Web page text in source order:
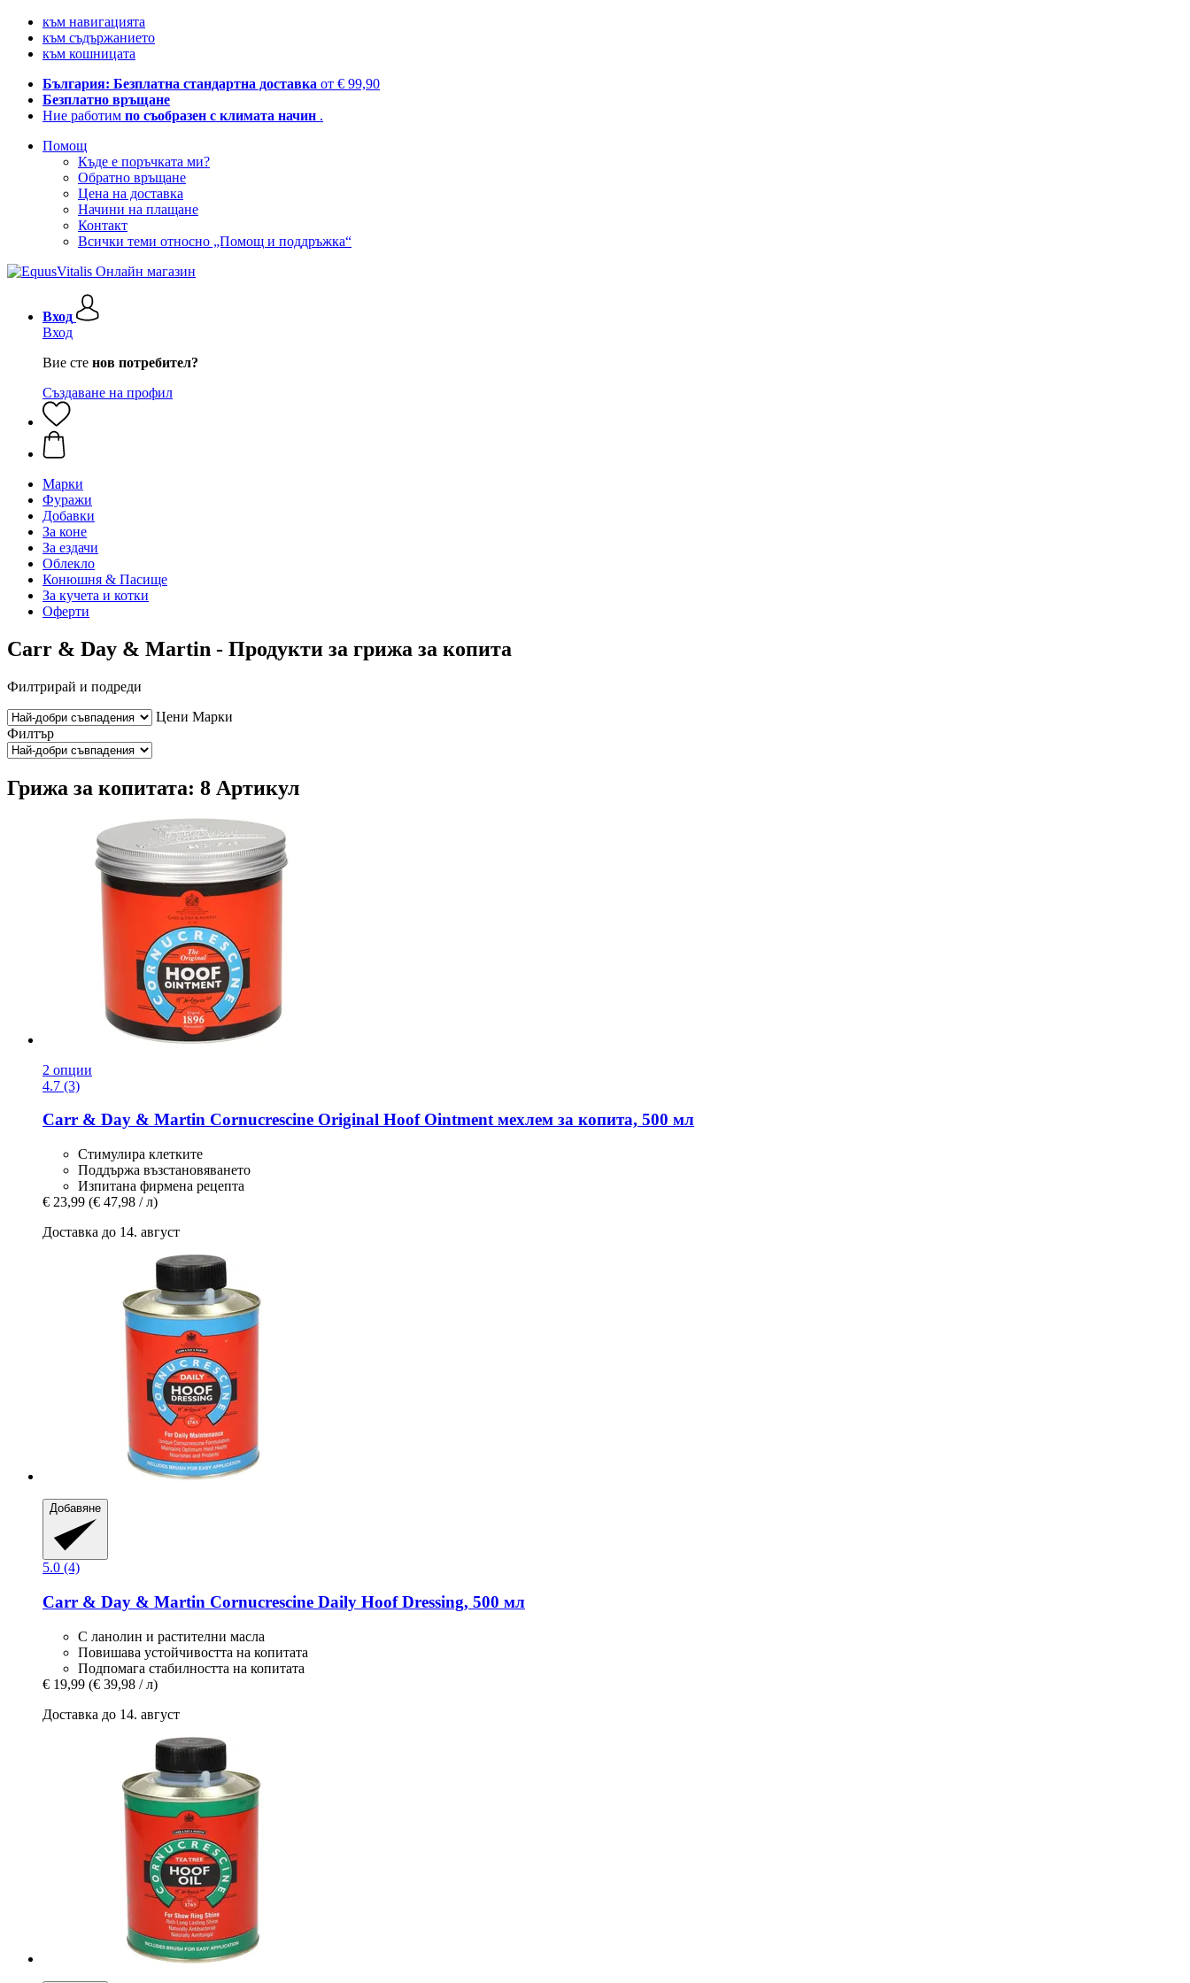
към навигацията
към съдържанието
към кошницата
България: Безплатна стандартна доставка от € 99,90
Безплатно връщане
Ние работим по съобразен с климата начин .
Помощ
Къде е поръчката ми?
Обратно връщане
Цена на доставка
Начини на плащане
Контакт
Всички теми относно „Помощ и поддръжка“
Вход
Вход
Вие сте нов потребител?
Създаване на профил
Марки
Фуражи
Добавки
За коне
За ездачи
Облекло
Конюшня & Пасище
За кучета и котки
Оферти
Carr & Day & Martin - Продукти за грижа за копита
Филтрирай и подреди
Цени Марки
Филтър
Грижа за копитата: 8 Артикул
2 опции
4.7 (3)
Carr & Day & Martin Cornucrescine Original Hoof Ointment мехлем за копита, 500 мл
Стимулира клетките
Поддържа възстановяването
Изпитана фирмена рецепта
€ 23,99 (€ 47,98 / л)
Доставка до 14. август
Добавяне
5.0 (4)
Carr & Day & Martin Cornucrescine Daily Hoof Dressing, 500 мл
С ланолин и растителни масла
Повишава устойчивостта на копитата
Подпомага стабилността на копитата
€ 19,99 (€ 39,98 / л)
Доставка до 14. август